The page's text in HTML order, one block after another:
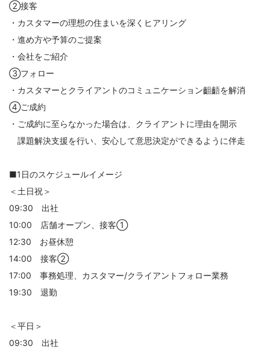
②接客
・カスタマーの理想の住まいを深くヒアリング
・進め方や予算のご提案
・会社をご紹介
③フォロー
・カスタマーとクライアントのコミュニケーション齟齬を解消
④ご成約
・ご成約に至らなかった場合は、クライアントに理由を開示
課題解決支援を行い、安心して意思決定ができるように伴走
■1日のスケジュールイメージ
＜土日祝＞
09:30 出社
10:00 店舗オープン、接客①
12:30 お昼休憩
14:00 接客②
17:00 事務処理、カスタマー/クライアントフォロー業務
19:30 退勤
＜平日＞
09:30 出社